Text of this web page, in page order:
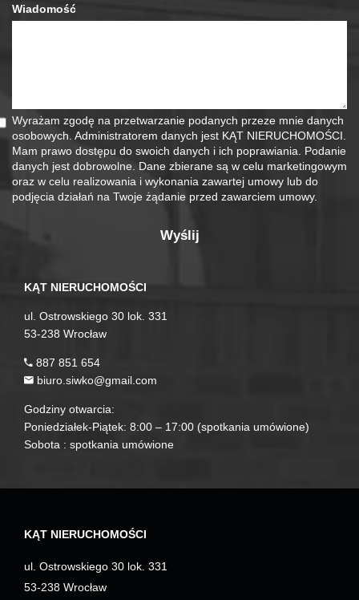
Wiadomość
Wyrażam zgodę na przetwarzanie podanych przeze mnie danych
osobowych. Administratorem danych jest KĄT NIERUCHOMOŚCI.
Mam prawo dostępu do swoich danych i ich poprawiania. Podanie
danych jest dobrowolne. Dane zbierane są w celu marketingowym
oraz w celu realizowania i wykonania zawartej umowy lub do
podjęcia działań na Twoje żądanie przed zawarciem umowy.
KĄT NIERUCHOMOŚCI
ul. Ostrowskiego 30 lok. 331
53-238 Wrocław
887 851 654
biuro.siwko@gmail.com
Godziny otwarcia:
Poniedziałek-Piątek: 8:00 – 17:00 (spotkania umówione)
Sobota : spotkania umówione
KĄT NIERUCHOMOŚCI
ul. Ostrowskiego 30 lok. 331
53-238 Wrocław